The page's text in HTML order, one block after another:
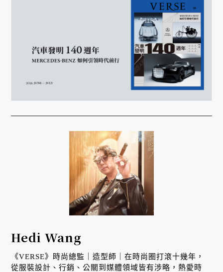
Hedi Wang
《VERSE》時尚總監｜造型師｜在時尚圈打滾十幾年，
從服裝設計、行銷、公關到媒體領域皆有涉略，熱愛時